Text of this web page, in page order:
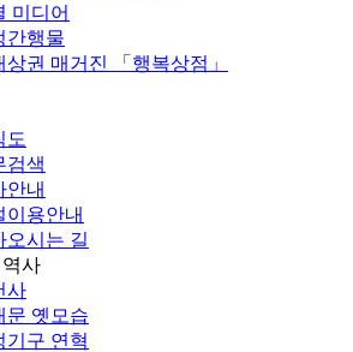
미디어
간행물
상권 매거진 「행복상점」
도
검색
안내
이용안내
오시는 길
사
사
문 옛모습
기구 연혁